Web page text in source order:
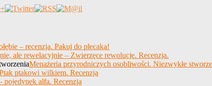
– recenzja. Pakuj do plecaka!
ale rewelacyjnie – Zwierzęce rewolucje. Recenzja.
Menażeria przyrodniczych osobliwości. Niezwykłe
ptakowi wilkiem. Recenzja
pojedynek alfa. Recenzja